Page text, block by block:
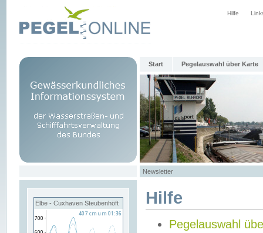
Hilfe
Start Pegelauswahl über Karte
Newsletter
Elbe - Cuxhaven Steubenhöft Hilfe
Pegelauswahl